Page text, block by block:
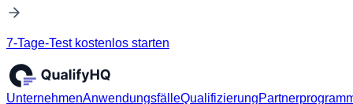
7-Tage-Test kostenlos starten
UnternehmenAnwendungsfälleQualifizierung